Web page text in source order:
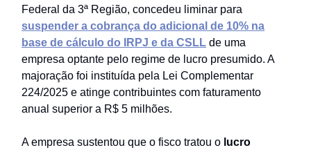
Federal da 3ª Região, concedeu liminar para
suspender a cobrança do adicional de 10% na
base de cálculo do IRPJ e da CSLL de uma
empresa optante pelo regime de lucro presumido. A
majoração foi instituída pela Lei Complementar
224/2025 e atinge contribuintes com faturamento
anual superior a R$ 5 milhões.
A empresa sustentou que o fisco tratou o lucro